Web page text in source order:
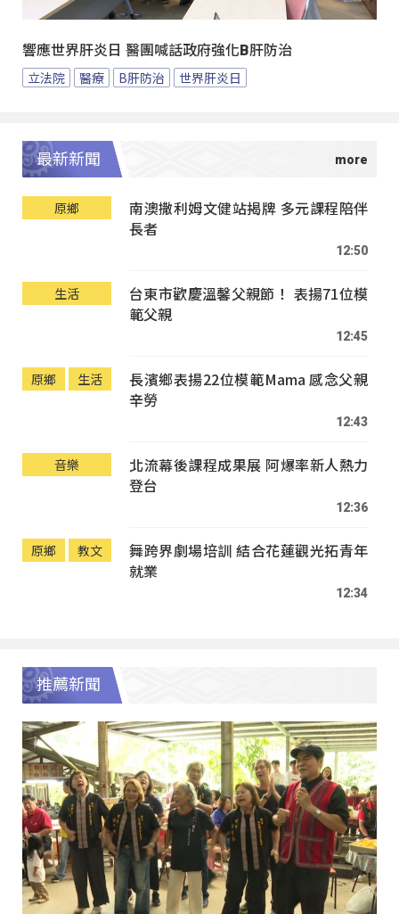
響應世界肝炎日 醫團喊話政府強化B肝防治
立法院 醫療 B肝防治 世界肝炎日
最新新聞
原鄉
南澳撒利姆文健站揭牌 多元課程陪伴
長者
12:50
生活
台東市歡慶溫馨父親節！ 表揚71位模
範父親
12:45
原鄉 生活
長濱鄉表揚22位模範Mama 感念父親
辛勞
12:43
音樂
北流幕後課程成果展 阿爆率新人熱力
登台
12:36
原鄉 教文
舞跨界劇場培訓 結合花蓮觀光拓青年
就業
12:34
推薦新聞